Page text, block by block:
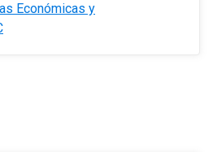
Económicas y